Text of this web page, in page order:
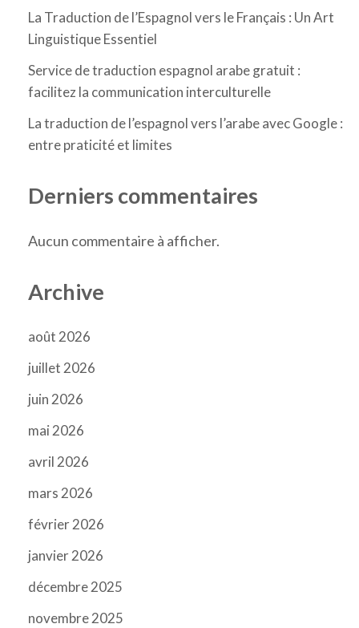
La Traduction de l’Espagnol vers le Français : Un Art
Linguistique Essentiel
Service de traduction espagnol arabe gratuit :
facilitez la communication interculturelle
La traduction de l’espagnol vers l’arabe avec Google :
entre praticité et limites
Derniers commentaires
Aucun commentaire à afficher.
Archive
août 2026
juillet 2026
juin 2026
mai 2026
avril 2026
mars 2026
février 2026
janvier 2026
décembre 2025
novembre 2025